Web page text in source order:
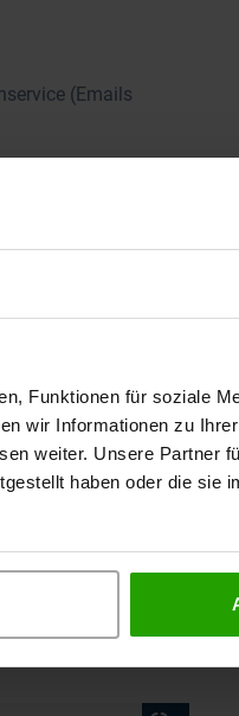
Funktionen für soziale
wir Informationen zu
weiter. Unsere Partner
haben oder die sie
(Emails